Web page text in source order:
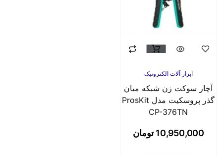
ابزار آلات الکترونیک
آچار سوکت زن شبکه میان
گذر پروسکیت مدل ProsKit
CP-376TN
10,950,000 تومان